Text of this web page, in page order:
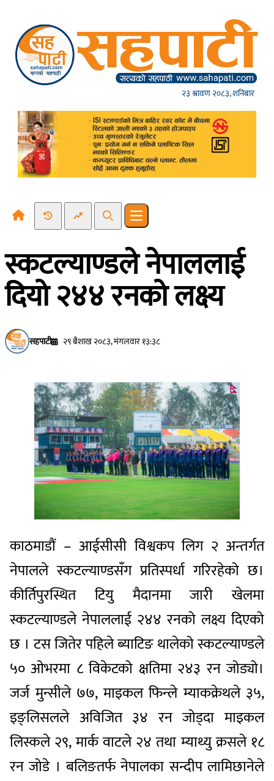
२३ श्रावण २०८३, शनिबार
Recent NewsTrending News
SearchOpen main menu
स्कटल्याण्डले नेपाललाई
दियो २४४ रनको लक्ष्य
सहपाटी २९ बैशाख २०८३, मंगलवार १३:३८
काठमाडौं – आईसीसी विश्वकप लिग २ अन्तर्गत
नेपालले स्कटल्याण्डसँग प्रतिस्पर्धा गरिरहेको छ।
कीर्तिपुरस्थित टियु मैदानमा जारी खेलमा
स्कटल्याण्डले नेपाललाई २४४ रनको लक्ष्य दिएको
छ । टस जितेर पहिले ब्याटिङ थालेको स्कटल्याण्डले
५० ओभरमा ८ विकेटको क्षतिमा २४३ रन जोड्यो।
जर्ज मुन्सीले ७७, माइकल फिन्ले म्याकक्रेथले ३५,
इङ्लिसलले अविजित ३४ रन जोड्दा माइकल
लिस्कले २९, मार्क वाटले २४ तथा म्याथ्यु क्रसले १८
रन जोडे । बलिङतर्फ नेपालका सन्दीप लामिछानेले